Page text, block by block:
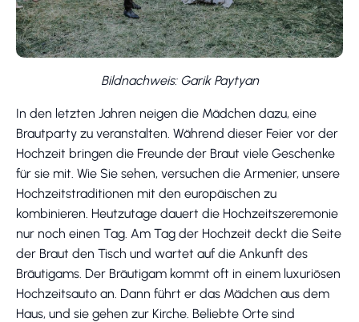
Bildnachweis: Garik Paytyan
In den letzten Jahren neigen die Mädchen dazu, eine
Brautparty zu veranstalten. Während dieser Feier vor der
Hochzeit bringen die Freunde der Braut viele Geschenke
für sie mit. Wie Sie sehen, versuchen die Armenier, unsere
Hochzeitstraditionen mit den europäischen zu
kombinieren. Heutzutage dauert die Hochzeitszeremonie
nur noch einen Tag. Am Tag der Hochzeit deckt die Seite
der Braut den Tisch und wartet auf die Ankunft des
Bräutigams. Der Bräutigam kommt oft in einem luxuriösen
Hochzeitsauto an. Dann führt er das Mädchen aus dem
Haus, und sie gehen zur Kirche. Beliebte Orte sind